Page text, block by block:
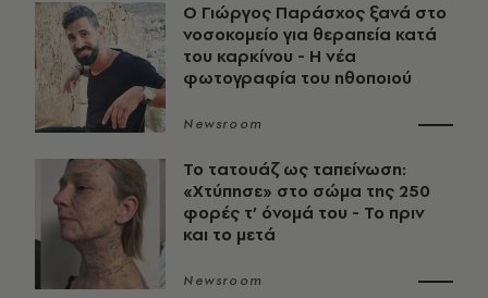
O Γιώργος Παράσχος ξανά στο
νοσοκομείο για θεραπεία κατά
του καρκίνου - Η νέα
φωτογραφία του ηθοποιού
Newsroom
Το τατουάζ ως ταπείνωση:
«Χτύπησε» στο σώμα της 250
φορές τ’ όνομά του - Το πριν
και το μετά
Newsroom